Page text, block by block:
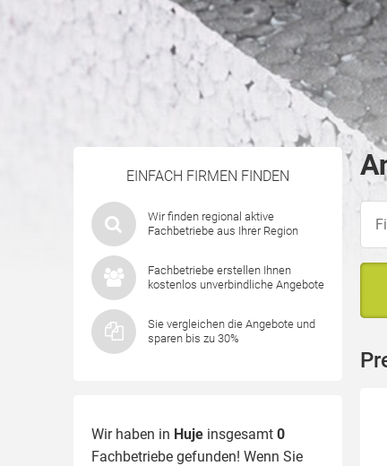
EINFACH FIRMEN FINDEN
Wir finden regional aktive
Fachbetriebe aus Ihrer Region
Fachbetriebe erstellen Ihnen
kostenlos unverbindliche Angebote
Sie vergleichen die Angebote und
sparen bis zu 30%
Wir haben in Huje insgesamt 0
Fachbetriebe gefunden! Wenn Sie